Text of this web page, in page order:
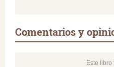
Comentarios y
Este